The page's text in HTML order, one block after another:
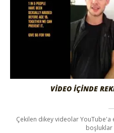
VİDEO İÇİNDE
Çekilen dikey videolar YouTube'a